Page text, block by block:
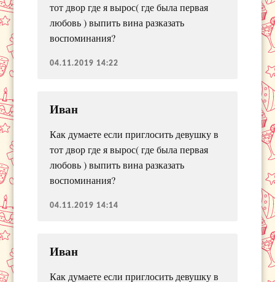
тот двор где я вырос( где была первая
любовь ) выпить вина разказать
воспоминания?
04.11.2019 14:22
Иван
Как думаете если приглосить девушку в
тот двор где я вырос( где была первая
любовь ) выпить вина разказать
воспоминания?
04.11.2019 14:14
Иван
Как думаете если приглосить девушку в